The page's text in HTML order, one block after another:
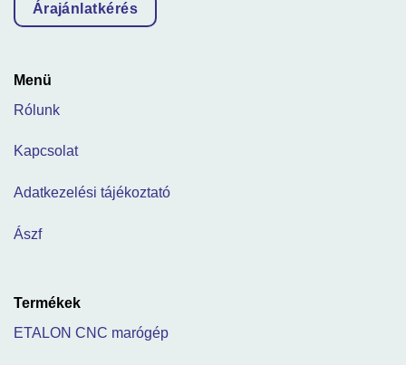
Árajánlatkérés
Menü
Rólunk
Kapcsolat
Adatkezelési tájékoztató
Ászf
Termékek
ETALON CNC marógép